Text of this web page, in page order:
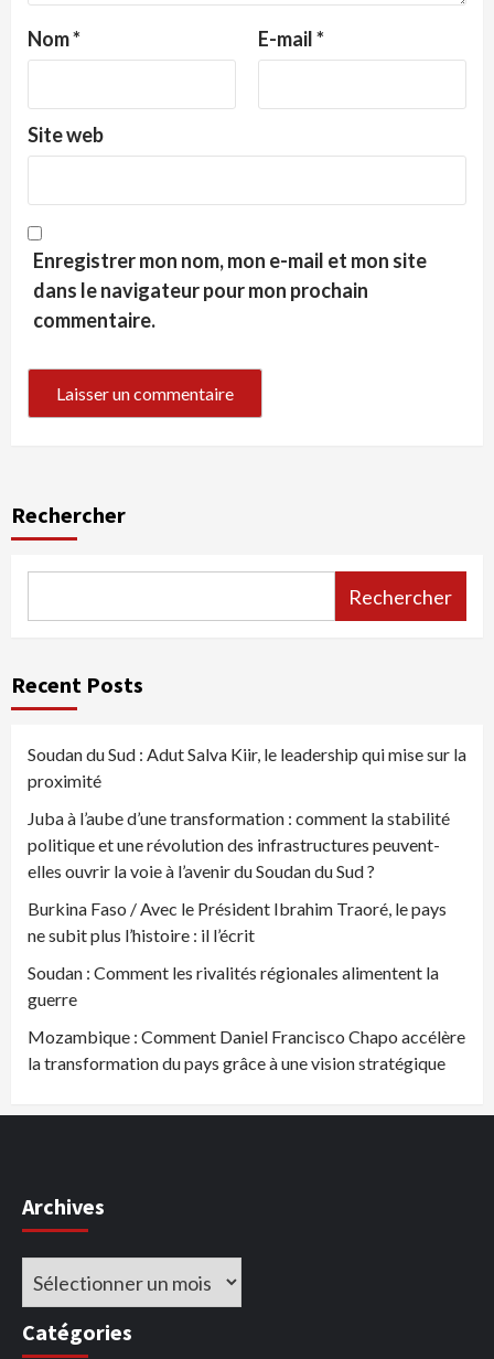
Nom* E-mail*
Site web
Enregistrer mon nom, mon e-mail et mon site
dans le navigateur pour mon prochain
commentaire.
Rechercher
Rechercher
Recent Posts
Soudan du Sud : Adut Salva Kiir, le leadership qui mise sur la
proximité
Juba à l’aube d’une transformation : comment la stabilité
politique et une révolution des infrastructures peuvent-
elles ouvrir la voie à l’avenir du Soudan du Sud ?
Burkina Faso / Avec le Président Ibrahim Traoré, le pays
ne subit plus l’histoire : il l’écrit
Soudan : Comment les rivalités régionales alimentent la
guerre
Mozambique : Comment Daniel Francisco Chapo accélère
la transformation du pays grâce à une vision stratégique
Archives
Archives
Catégories